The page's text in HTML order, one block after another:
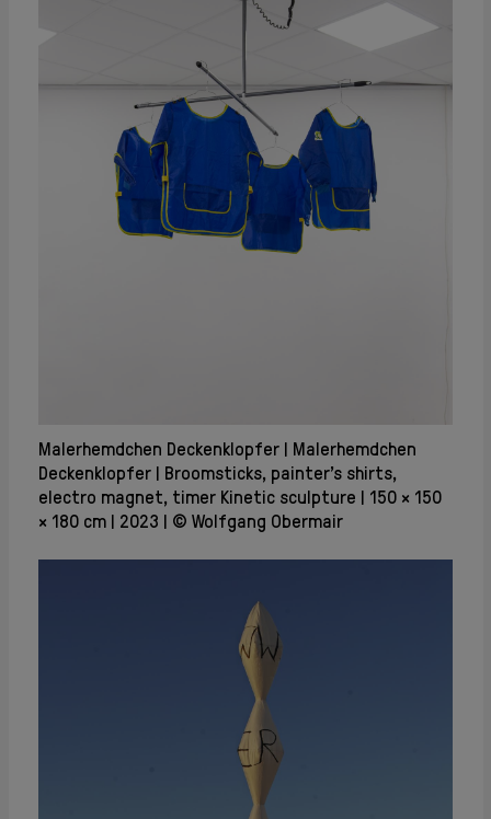
Malerhemdchen Deckenklopfer Malerhemdchen
Deckenklopfer Broomsticks, painter's shirts,
electro magnet, timer Kinetic sculpture
150 × 150
× 180 cm 2023 © Wolfgang Obermair